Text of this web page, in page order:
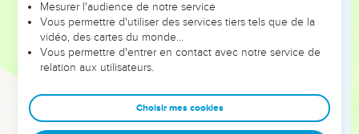
Puis vient le Code de sainteté (ch.17 à 26) qui forme une
unité, jalonnée par deux refrains : « Je suis l’Eternel » (18.5,6
; 19.4 ; etc.) et : « Soyez saints, car je suis saint, moi l’Eternel,
lois morales, rituelles et civiles, en particulier ce résumé de
la Loi que reprendra Jésus : « Tu aimeras ton prochain
Mesurer l'audience de notre service
Vous permettre d'utiliser des services tiers tels que de la
vidéo, des cartes du monde…
Vous permettre d'entrer en contact avec notre service de
relation aux utilisateurs.
Choisir mes cookies